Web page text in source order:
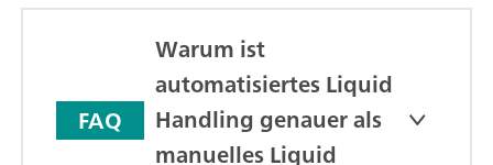
FAQ
Warum ist
automatisiertes Liquid
Handling genauer als
manuelles Liquid